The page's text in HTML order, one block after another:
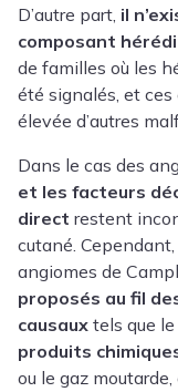
D’autre part, il
composant
de familles où les
été signalés, et
élevée d’autres
Dans le cas des
et les facteurs
direct restent
cutané.
angiomes de
proposés au fil
causaux tels que le
produits
ou le gaz